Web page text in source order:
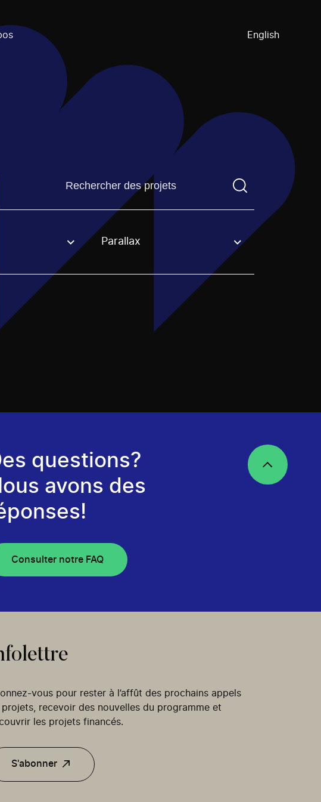
English
Trouvez un projetVous devez saisir un terme de
selecting an option. Parallax
questions?
avons des
Consulter notre FAQ
vous pour rester à l’affût des prochains appels
projets, recevoir des nouvelles du programme et
les projets financés.
S'abonner